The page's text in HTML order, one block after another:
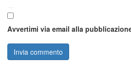
Avvertimi via email alla